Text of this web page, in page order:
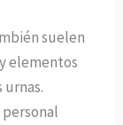
suelen
elementos